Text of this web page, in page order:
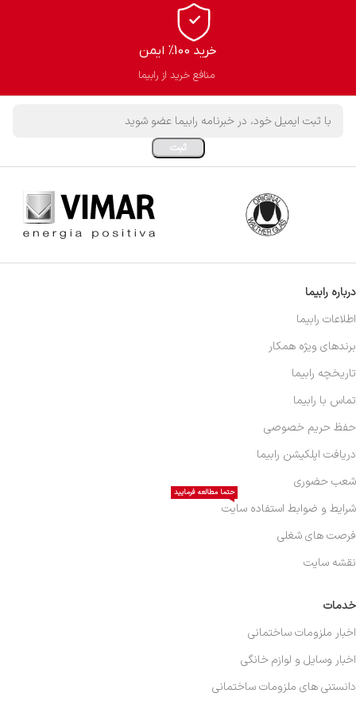
خرید 100% ایمن
منافع خرید از رابیما
خدمات
اخبار ملزومات ساختمانی
اخبار وسایل و لوازم خانگی
دانستنی های ملزومات ساختمانی
درباره رابیما
اطلاعات رابیما
برندهای ویژه همکار
تاریخچه رابیما
تماس با رابیما
حفظ حریم خصوصی
دریافت اپلکیشن رابیما
شعب حضوری
شرایط و ضوابط استفاده سایت
حتما مطالعه فرمایید
فرصت های شغلی
نقشه سایت